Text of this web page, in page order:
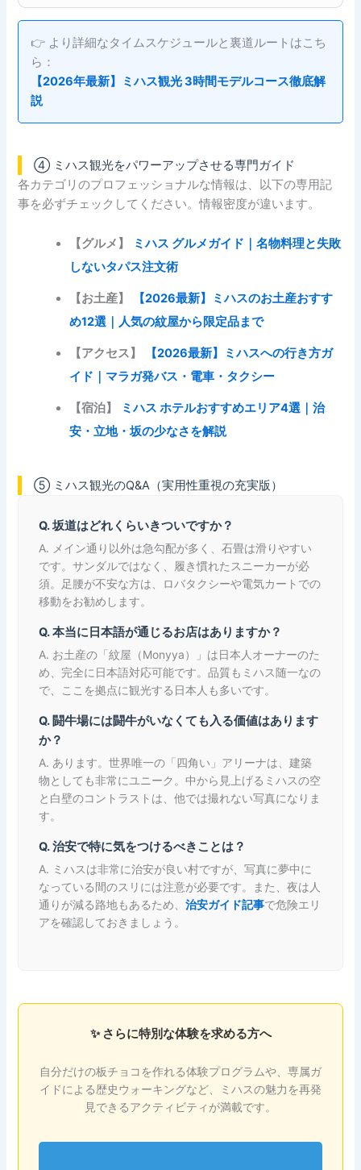
👉 より詳細なタイムスケジュールと裏道ルートはこち
ら：
【2026年最新】ミハス観光 3時間モデルコース徹底解
説
④ ミハス観光をパワーアップさせる専門ガイド
各カテゴリのプロフェッショナルな情報は、以下の専用記
事を必ずチェックしてください。情報密度が違います。
【グルメ】
ミハス グルメガイド｜名物料理と失敗
しないタパス注文術
【お土産】
【2026最新】ミハスのお土産おすす
め12選｜人気の紋屋から限定品まで
【アクセス】
【2026最新】ミハスへの行き方ガ
イド｜マラガ発バス・電車・タクシー
【宿泊】
ミハス ホテルおすすめエリア4選｜治
安・立地・坂の少なさを解説
⑤ ミハス観光のQ&A（実用性重視の充実版）
Q. 坂道はどれくらいきついですか？
A. メイン通り以外は急勾配が多く、石畳は滑りやすい
です。サンダルではなく、履き慣れたスニーカーが必
須。足腰が不安な方は、ロバタクシーや電気カートでの
移動をお勧めします。
Q. 本当に日本語が通じるお店はありますか？
A. お土産の「紋屋（Monyya）」は日本人オーナーのた
め、完全に日本語対応可能です。品質もミハス随一なの
で、ここを拠点に観光する日本人も多いです。
Q. 闘牛場には闘牛がいなくても入る価値はあります
か？
A. あります。世界唯一の「四角い」アリーナは、建築
物としても非常にユニーク。中から見上げるミハスの空
と白壁のコントラストは、他では撮れない写真になりま
す。
Q. 治安で特に気をつけるべきことは？
A. ミハスは非常に治安が良い村ですが、写真に夢中に
なっている間のスリには注意が必要です。また、夜は人
通りが減る路地もあるため、治安ガイド記事で危険エリ
アを確認しておきましょう。
✨ さらに特別な体験を求める方へ
自分だけの板チョコを作れる体験プログラムや、専属ガ
イドによる歴史ウォーキングなど、ミハスの魅力を再発
見できるアクティビティが満載です。